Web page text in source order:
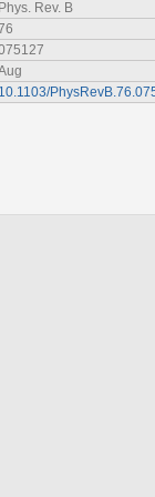
Phys. Rev. B
10.1103/